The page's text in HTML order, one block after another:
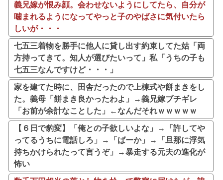
義兄嫁が恨み顔。会わせないようにしてたら、自分が
噛まれるようになってやっと子のやばさに気付いたら
しいが・・・
七五三着物を勝手に他人に貸し出す約束してた姑「両
方持ってきて。知人が選びたいって」私「うちの子も
七五三なんですけど・・・」
家を建てた時に、田舎だったので上棟式や餅まきをし
た。義母「餅まき良かったわよ」→義兄嫁ブチギレ
「お前が余計なことした」←なんだそれｗｗｗｗｗ
【６日で豹変】「俺との子欲しいよな」→「許してや
ってるうちに電話しろ」→「ばーか」→「旦那に浮気
持ちかけられたって言うぞ」→暴走する元夫の進化が
怖い